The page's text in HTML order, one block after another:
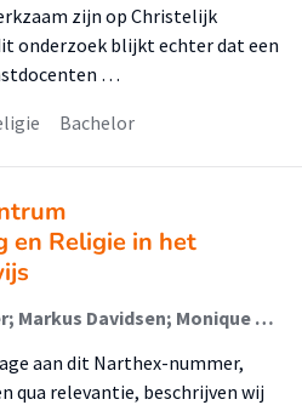
zijn op Christelijk
onderzoek blijkt echter dat een
…
Bachelor
en Religie in het
Tuur de Beer; Tacco Visser; Markus Davidsen; Monique van Dijk-Groeneboer; Jan Marten Praamsma (Lid Lectoraat)
aan dit Narthex-nummer,
qua relevantie, beschrijven wij